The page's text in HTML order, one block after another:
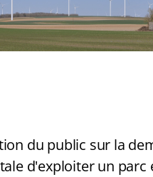
du public sur la
d'exploiter un parc